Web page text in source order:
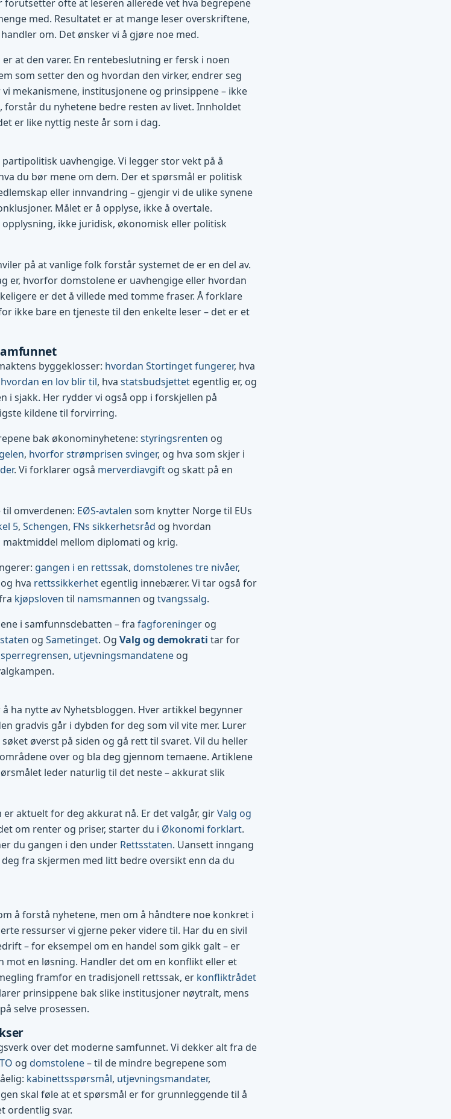
ofte at leseren allerede vet hva begrepene
med. Resultatet er at mange leser overskriftene,
om. Det ønsker vi å gjøre noe med.
at den varer. En rentebeslutning er fersk i noen
som setter den og hvordan den virker, endrer seg
mekanismene, institusjonene og prinsippene – ikke
du nyhetene bedre resten av livet. Innholdet
er like nyttig neste år som i dag.
uavhengige. Vi legger stor vekt på å
du bør mene om dem. Der et spørsmål er politisk
eller innvandring – gjengir vi de ulike synene
Målet er å opplyse, ikke å overtale.
ikke juridisk, økonomisk eller politisk
på at vanlige folk forstår systemet de er en del av.
er, hvorfor domstolene er uavhengige eller hvordan
er det å villede med tomme fraser. Å forklare
ikke bare en tjeneste til den enkelte leser – det er et
byggeklosser: hvordan Stortinget fungerer, hva
hvordan en lov blir til, hvastatsbudsjettet egentlig er, og
i sjakk. Her rydder vi også opp i forskjellen på
kildene til forvirring.
bak økonominyhetene:styringsrenten og
, hvorfor strømprisen svinger, og hva som skjer i
. Vi forklarer også merverdiavgift og skatt på en
omverdenen: EØS-avtalen som knytter Norge til EUs
5,Schengen, FNs sikkerhetsråd og hvordan
maktmiddel mellom diplomati og krig.
gangen i en rettssak,domstolenes tre nivåer,
og hva rettssikkerhet egentlig innebærer. Vi tar også for
kjøpsloven til namsmannen ogtvangssalg.
i samfunnsdebatten – frafagforeninger og
ogSametinget. OgValg og demokrati tar for
sperregrensen, utjevningsmandatene og
ha nytte av Nyhetsbloggen. Hver artikkel begynner
gradvis går i dybden for deg som vil vite mer. Lurer
øverst på siden og gå rett til svaret. Vil du heller
over og bla deg gjennom temaene. Artiklene
leder naturlig til det neste – akkurat slik
er aktuelt for deg akkurat nå. Er det valgår, girValg og
om renter og priser, starter du i Økonomi forklart.
du gangen i den under Rettsstaten. Uansett inngang
fra skjermen med litt bedre oversikt enn da du
å forstå nyhetene, men om å håndtere noe konkret i
ressurser vi gjerne peker videre til. Har du en sivil
– for eksempel om en handel som gikk galt – er
mot en løsning. Handler det om en konflikt eller et
framfor en tradisjonell rettssak, er konfliktrådet
prinsippene bak slike institusjoner nøytralt, mens
selve prosessen.
over det moderne samfunnet. Vi dekker alt fra de
ogdomstolene– til de mindre begrepene som
kabinettsspørsmål, utjevningsmandater,
skal føle at et spørsmål er for grunnleggende til å
ordentlig svar.